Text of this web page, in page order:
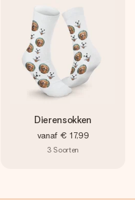
Dierensokken
vanaf € 17,99
3 Soorten